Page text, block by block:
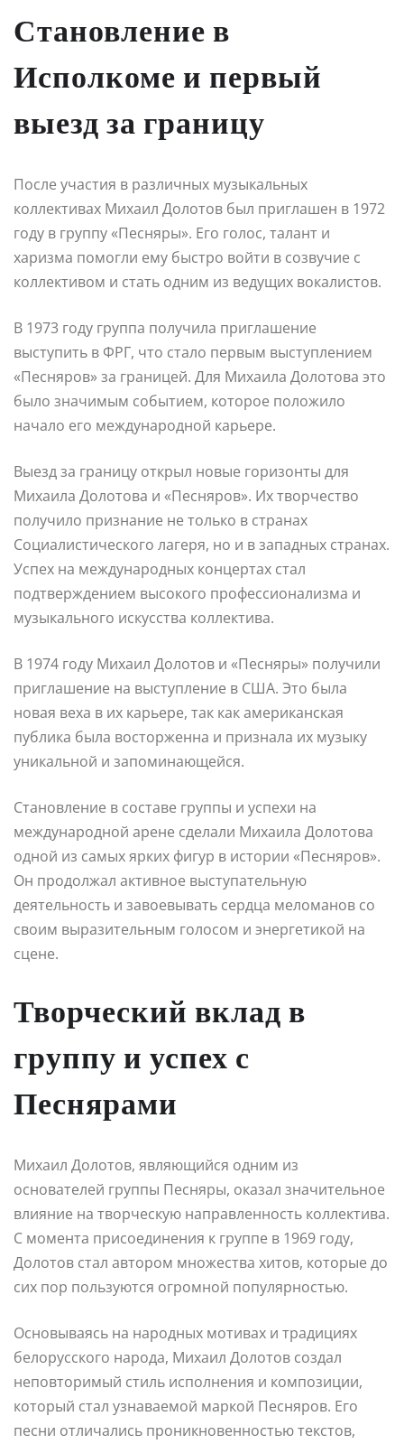
Становление в
Исполкоме и первый
выезд за границу
После участия в различных музыкальных
коллективах Михаил Долотов был приглашен в 1972
году в группу «Песняры». Его голос, талант и
харизма помогли ему быстро войти в созвучие с
коллективом и стать одним из ведущих вокалистов.
В 1973 году группа получила приглашение
выступить в ФРГ, что стало первым выступлением
«Песняров» за границей. Для Михаила Долотова это
было значимым событием, которое положило
начало его международной карьере.
Выезд за границу открыл новые горизонты для
Михаила Долотова и «Песняров». Их творчество
получило признание не только в странах
Социалистического лагеря, но и в западных странах.
Успех на международных концертах стал
подтверждением высокого профессионализма и
музыкального искусства коллектива.
В 1974 году Михаил Долотов и «Песняры» получили
приглашение на выступление в США. Это была
новая веха в их карьере, так как американская
публика была восторженна и признала их музыку
уникальной и запоминающейся.
Становление в составе группы и успехи на
международной арене сделали Михаила Долотова
одной из самых ярких фигур в истории «Песняров».
Он продолжал активное выступательную
деятельность и завоевывать сердца меломанов со
своим выразительным голосом и энергетикой на
сцене.
Творческий вклад в
группу и успех с
Песнярами
Михаил Долотов, являющийся одним из
основателей группы Песняры, оказал значительное
влияние на творческую направленность коллектива.
С момента присоединения к группе в 1969 году,
Долотов стал автором множества хитов, которые до
сих пор пользуются огромной популярностью.
Основываясь на народных мотивах и традициях
белорусского народа, Михаил Долотов создал
неповторимый стиль исполнения и композиции,
который стал узнаваемой маркой Песняров. Его
песни отличались проникновенностью текстов,